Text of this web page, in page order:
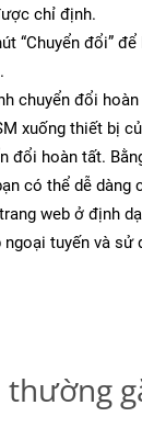
chỉ định.
“Chuyển đổi”
chuyển đổi hoàn
xuống thiết bị
đổi hoàn tất.
có thể dễ dàng
web ở định
tuyến và sử
thường